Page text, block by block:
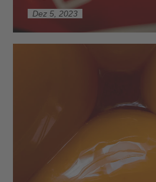
Dez 5, 2023